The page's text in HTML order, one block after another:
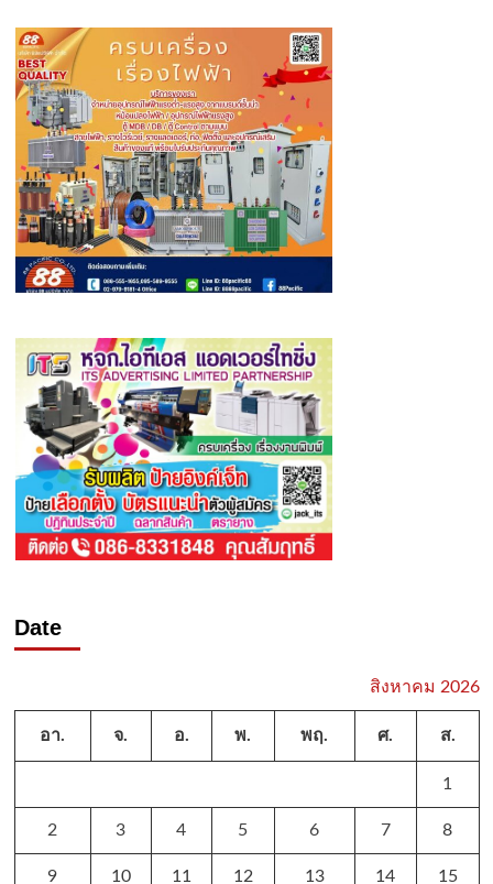
Date
สิงหาคม 2026
อา. จ. อ. พ. พฤ. ศ. ส.
1
2 3 4 5 6 7 8
9 10 11 12 13 14 15